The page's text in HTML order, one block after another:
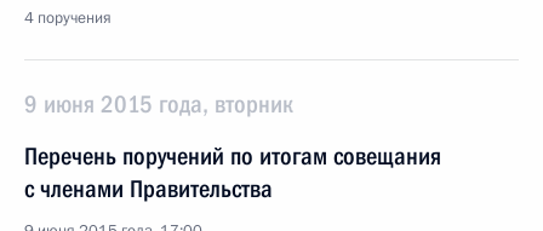
4 поручения
9 июня 2015 года, вторник
Перечень поручений по итогам совещания
с членами Правительства